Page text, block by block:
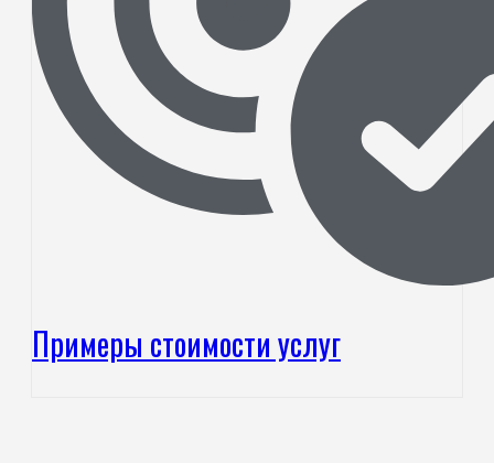
Примеры стоимости услуг